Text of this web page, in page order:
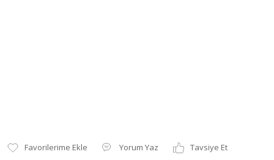
Yorum Yaz
Tavsiye Et